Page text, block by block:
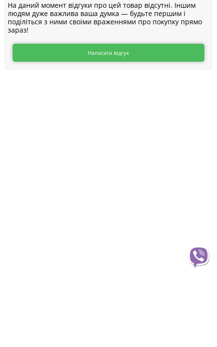
На даний момент відгуки про цей товар відсутні. Іншим
людям дуже важлива ваша думка — будьте першим і
поділіться з ними своїми враженнями про покупку прямо
зараз!
Написати відгук